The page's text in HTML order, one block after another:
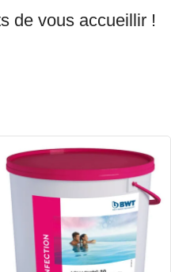
de vous accueillir !